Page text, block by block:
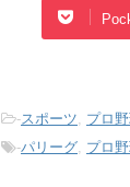
-スポーツ, プロ
-パリーグ, プロ